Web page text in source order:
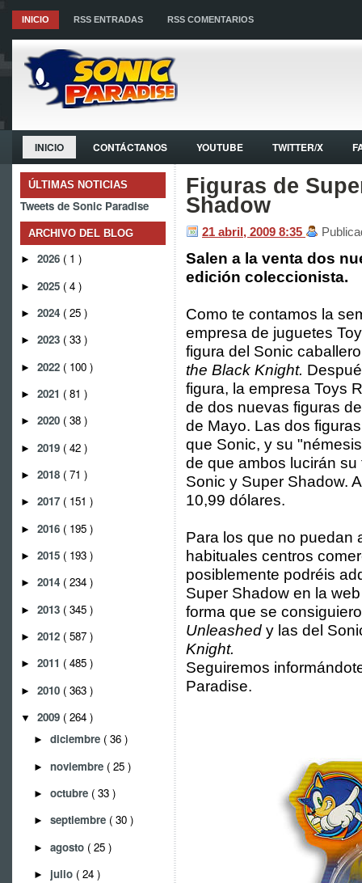
INICIO RSS ENTRADAS RSS COMENTARIOS
INICIO CONTÁCTANOS YOUTUBE TWITTER/X
ÚLTIMAS NOTICIAS
Tweets de Sonic Paradise
ARCHIVO DEL BLOG
► 2026 ( 1 )
► 2025 ( 4 )
► 2024 ( 25 )
► 2023 ( 33 )
► 2022 ( 100 )
► 2021 ( 81 )
► 2020 ( 38 )
► 2019 ( 42 )
► 2018 ( 71 )
► 2017 ( 151 )
► 2016 ( 195 )
► 2015 ( 193 )
► 2014 ( 234 )
► 2013 ( 345 )
► 2012 ( 587 )
► 2011 ( 485 )
► 2010 ( 363 )
▼ 2009 ( 264 )
► diciembre ( 36 )
► noviembre ( 25 )
► octubre ( 33 )
► septiembre ( 30 )
► agosto ( 25 )
► julio ( 24 )
Figuras de
Shadow
21 abril, 2009 8:35
Salen a la venta dos
edición coleccionista.
Como te contamos la
empresa de juguetes
figura del Sonic
the Black Knight.
figura, la empresa Toys
de dos nuevas figuras
de Mayo. Las dos
que Sonic, y su
de que ambos lucirán
Sonic y Super Shadow.
10,99 dólares.
Para los que no puedan
habituales centros
posiblemente podréis
Super Shadow en la
forma que se
Unleashed y las del
Knight.
Seguiremos
Paradise.